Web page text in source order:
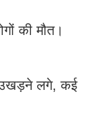
की मौत।
उखड़ने लगे, कई